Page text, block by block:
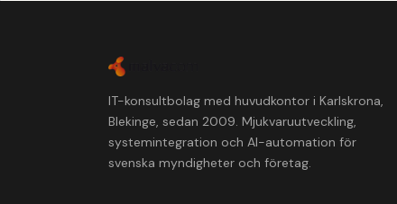
IT-konsultbolag med huvudkontor i Karlskrona,
Blekinge, sedan 2009. Mjukvaruutveckling,
systemintegration och AI-automation för
svenska myndigheter och företag.